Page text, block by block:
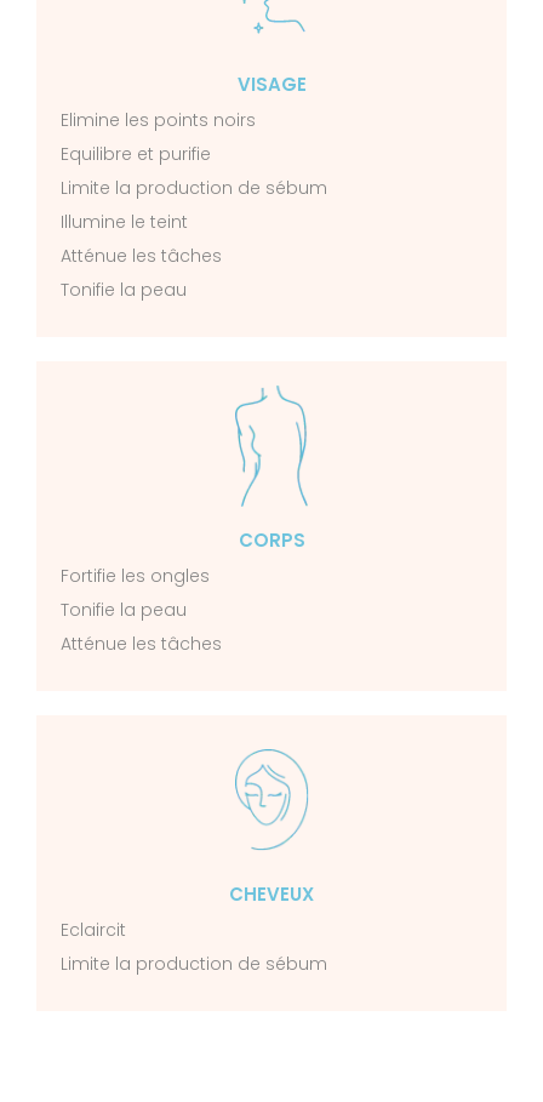
VISAGE
Elimine les points noirs
Equilibre et purifie
Limite la production de sébum
Illumine le teint
Atténue les tâches
Tonifie la peau
CORPS
Fortifie les ongles
Tonifie la peau
Atténue les tâches
CHEVEUX
Eclaircit
Limite la production de sébum